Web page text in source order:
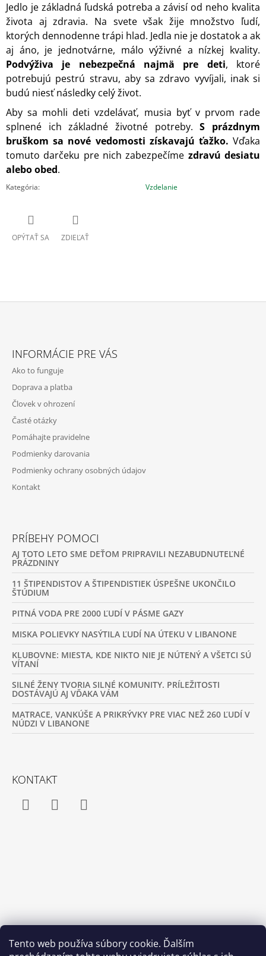
Tento web používa súbory cookie. Ďalším
Jedlo je základná ľudská potreba a závisí od neho kvalita
života aj zdravia. Na svete však žije množstvo ľudí,
ktorých dennodenne trápi hlad. Jedla nie je dostatok a ak
aj áno, je jednotvárne, málo výživné a nízkej kvality.
Podvýživa je nebezpečná najmä pre deti, ktoré
potrebujú pestrú stravu, aby sa zdravo vyvíjali, inak si
budú niesť následky celý život.
Aby sa mohli deti vzdelávať, musia byť v prvom rade
splnené ich základné životné potreby.S prázdnym
bruškom sa nové vedomosti získavajú ťažko. Vďaka
tomuto darčeku pre nich zabezpečíme zdravú desiatu
alebo obed.
Kategória: Vzdelanie
OPÝTAŤ SA ZDIEĽAŤ
INFORMÁCIE PRE VÁS
Ako to funguje
Doprava a platba
Človek v ohrození
Časté otázky
Pomáhajte pravidelne
Podmienky darovania
Podmienky ochrany osobných údajov
Kontakt
PRÍBEHY POMOCI
AJ TOTO LETO SME DEŤOM PRIPRAVILI NEZABUDNUTEĽNÉ
PRÁZDNINY
11 ŠTIPENDISTOV A ŠTIPENDISTIEK ÚSPEŠNE UKONČILO
ŠTÚDIUM
PITNÁ VODA PRE 2000 ĽUDÍ V PÁSME GAZY
MISKA POLIEVKY NASÝTILA ĽUDÍ NA ÚTEKU V LIBANONE
KLUBOVNE: MIESTA, KDE NIKTO NIE JE NÚTENÝ A VŠETCI SÚ
VÍTANÍ
SILNÉ ŽENY TVORIA SILNÉ KOMUNITY. PRÍLEŽITOSTI
DOSTÁVAJÚ AJ VĎAKA VÁM
MATRACE, VANKÚŠE A PRIKRÝVKY PRE VIAC NEŽ 260 ĽUDÍ V
NÚDZI V LIBANONE
KONTAKT